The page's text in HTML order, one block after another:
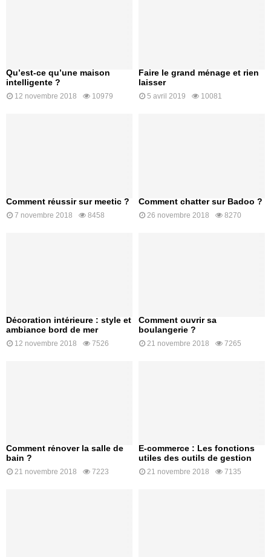
Qu’est-ce qu’une maison
intelligente ?
12 novembre 2018 10979
Faire le grand ménage et rien
laisser
5 avril 2019 10081
Comment réussir sur meetic ?
7 novembre 2018 8458
Comment chatter sur Badoo ?
26 novembre 2018 8270
Décoration intérieure : style et
ambiance bord de mer
12 novembre 2018 7526
Comment ouvrir sa
boulangerie ?
21 novembre 2018 7265
Comment rénover la salle de
bain ?
21 novembre 2018 7223
E-commerce : Les fonctions
utiles des outils de gestion
21 novembre 2018 7135